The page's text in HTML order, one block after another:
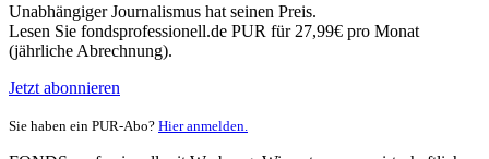
Unabhängiger Journalismus hat seinen Preis.
Lesen Sie fondsprofessionell.de PUR für 27,99€ pro Monat
(jährliche Abrechnung).
Jetzt abonnieren
Sie haben ein PUR-Abo? Hier anmelden.